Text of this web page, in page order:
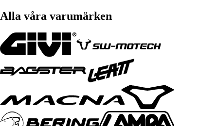
Alla våra varumärken